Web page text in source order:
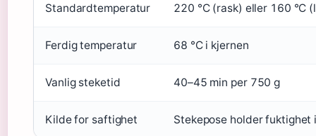
Standardtemperatur 220 °C (rask) eller 160 °C
Ferdig temperatur 68 °C i kjernen
Vanlig steketid 40–45 min per 750 g
Kilde for saftighet Stekepose holder fuktighet